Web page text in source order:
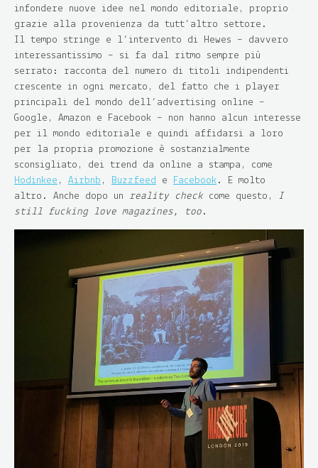
infondere nuove idee nel mondo editoriale, proprio
grazie alla provenienza da tutt’altro settore.
Il tempo stringe e l’intervento di Hewes – davvero
interessantissimo – si fa dal ritmo sempre più
serrato: racconta del numero di titoli indipendenti
crescente in ogni mercato, del fatto che i player
principali del mondo dell’advertising online –
Google, Amazon e Facebook – non hanno alcun interesse
per il mondo editoriale e quindi affidarsi a loro
per la propria promozione è sostanzialmente
sconsigliato, dei trend da online a stampa, come
Hodinkee , Airbnb , Buzzfeed e Facebook . E molto
altro. Anche dopo un reality check come questo, I
still fucking love magazines, too .